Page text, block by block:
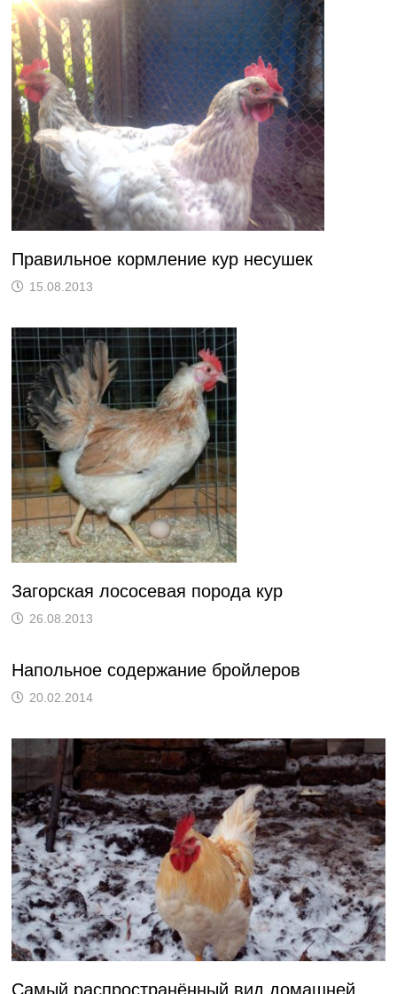
Правильное кормление кур несушек
15.08.2013
Загорская лососевая порода кур
26.08.2013
Напольное содержание бройлеров
20.02.2014
Самый распространённый вид домашней